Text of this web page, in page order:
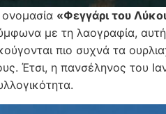
«Φεγγάρι του
με τη λαογραφία, αυτή
πιο συχνά τα
Έτσι, η πανσέληνος του